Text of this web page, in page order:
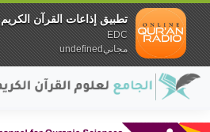
تطبيق إذاعات القرآن الكريم
EDC
مجانيundefined